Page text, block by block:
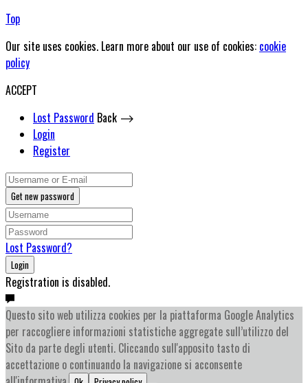
Top
Our site uses cookies. Learn more about our use of cookies: cookie
policy
ACCEPT
Lost Password Back ⟶
Login
Register
Get new password
Lost Password?
Login
Registration is disabled.
Questo sito web utilizza cookies per la piattaforma Google Analytics
per raccogliere informazioni statistiche aggregate sull’utilizzo del
Sito da parte degli utenti. Cliccando sull'apposito tasto di
accettazione o continuando la navigazione si acconsente